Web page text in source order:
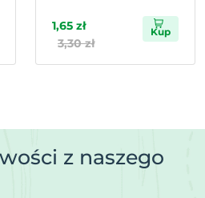
1,65 zł
3,30 zł
Kup
z naszego